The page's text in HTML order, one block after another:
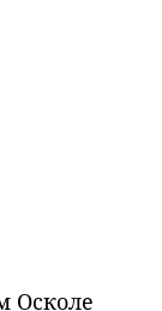
Осколе